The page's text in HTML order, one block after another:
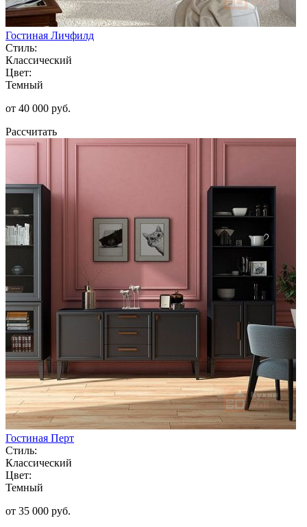
Гостиная Личфилд
Стиль:
Классический
Цвет:
Темный
от 40 000 руб.
Рассчитать
Гостиная Перт
Стиль:
Классический
Цвет:
Темный
от 35 000 руб.